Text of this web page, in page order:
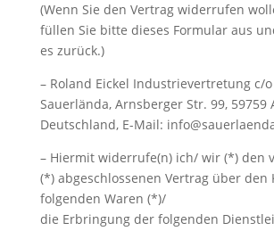
(Wenn Sie den Vertrag widerrufen
füllen Sie bitte dieses Formular aus
es zurück.)
– Roland Eickel Industrievertretung c/o
Sauerlända, Arnsberger Str. 99, 59759
Deutschland, E-Mail:
– Hiermit widerrufe(n) ich/ wir (*) den
(*) abgeschlossenen Vertrag über den
folgenden Waren (*)/
die Erbringung der folgenden